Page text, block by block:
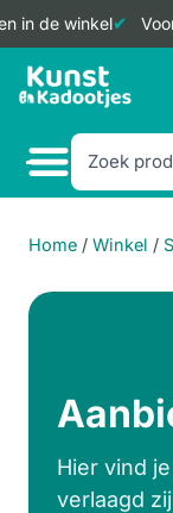
de winkel Voor
Doorgaan
naar
Home / Winkel /
Hier vind
verlaagd